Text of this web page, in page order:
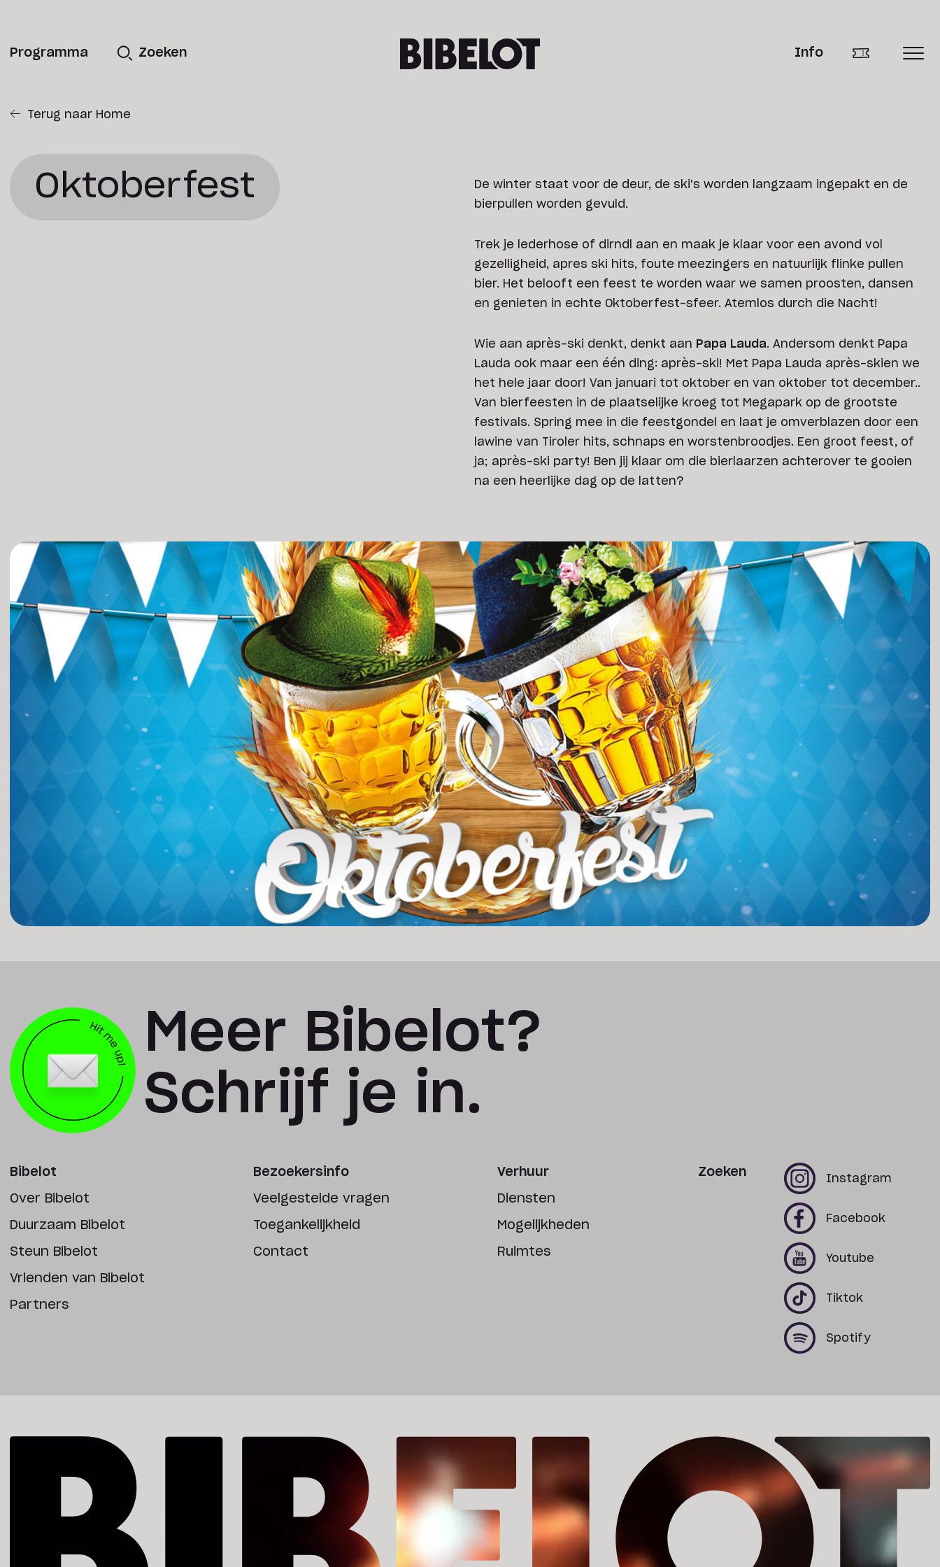
Programma Zoeken Info
Terug naar Home
Oktoberfest
De winter staat voor de deur, de ski's worden langzaam ingepakt en de
bierpullen worden gevuld.
Trek je lederhose of dirndl aan en maak je klaar voor een avond vol
gezelligheid, apres ski hits, foute meezingers en natuurlijk flinke pullen
bier. Het belooft een feest te worden waar we samen proosten, dansen
en genieten in echte Oktoberfest-sfeer. Atemlos durch die Nacht!
Wie aan après-ski denkt, denkt aan Papa Lauda. Andersom denkt Papa
Lauda ook maar een één ding: après-ski! Met Papa Lauda après-skien we
het hele jaar door! Van januari tot oktober en van oktober tot december..
Van bierfeesten in de plaatselijke kroeg tot Megapark op de grootste
festivals. Spring mee in die feestgondel en laat je omverblazen door een
lawine van Tiroler hits, schnaps en worstenbroodjes. Een groot feest, of
ja; après-ski party! Ben jij klaar om die bierlaarzen achterover te gooien
na een heerlijke dag op de latten?
Meer Bibelot?
Schrijf je in.
Bibelot
Over Bibelot
Duurzaam Bibelot
Steun Bibelot
Vrienden van Bibelot
Partners
Bezoekersinfo
Veelgestelde vragen
Toegankelijkheid
Contact
Verhuur
Diensten
Mogelijkheden
Ruimtes
Zoeken xx
Instagram
xx
Facebook
xx
Youtube
xx
Tiktok
xx
Spotify